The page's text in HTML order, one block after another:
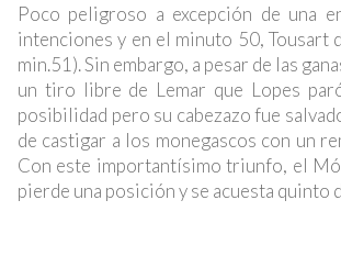
Poco peligroso a excepción de una
intenciones y en el minuto 50, Tousart
min.51). Sin embargo, a pesar de las
un tiro libre de Lemar que Lopes
posibilidad pero su cabezazo fue
de castigar a los monegascos con un
Con este importantísimo triunfo, el
pierde una posición y se acuesta